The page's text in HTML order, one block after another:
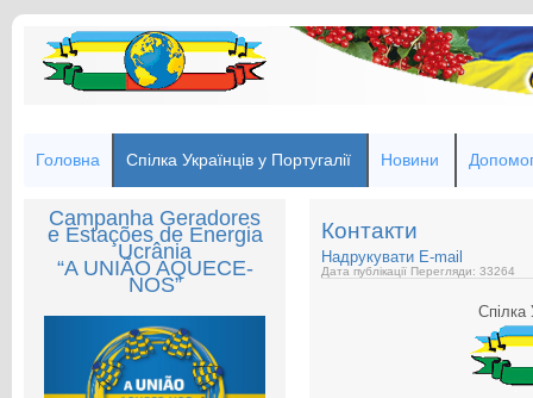
Головна Спілка Українців у Португалії Новини
Campanha Geradores
e Estações de Energia
Ucrânia
“A UNIÃO AQUECE-
NOS”
Контакти
Надрукувати E-mail
Дата публікації Перегляди: 33264
Спілка